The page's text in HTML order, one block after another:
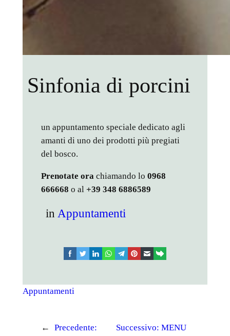
Sinfonia di porcini
un appuntamento speciale dedicato agli
amanti di uno dei prodotti più pregiati
del bosco.
Prenotate ora chiamando lo 0968
666668 o al +39 348 6886589
in Appuntamenti
facebooktwitterlinkedinwhatsapptelegram
pinterest email link
Appuntamenti
← Precedente: Successivo:MENU